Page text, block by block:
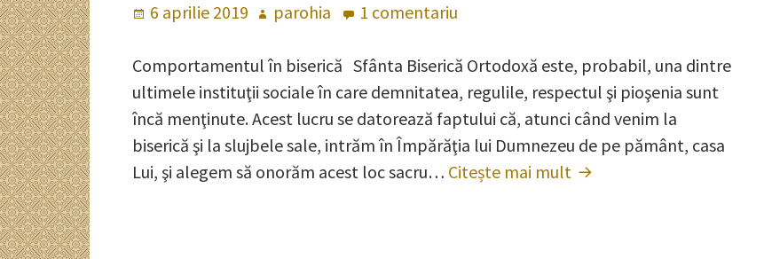
Publicat
6 aprilie 2019 Autor
parohia 1 comentariu
în
biserică
Comportamentul în biserică Sfânta Biserică Ortodoxă este, probabil, una dintre
ultimele instituţii sociale în care demnitatea, regulile, respectul şi pioşenia sunt
încă menţinute. Acest lucru se datorează faptului că, atunci când venim la
biserică şi la slujbele sale, intrăm în Împărăţia lui Dumnezeu de pe pământ, casa
Lui, şi alegem să onorăm acest loc sacru… Citește mai mult Comportamentul